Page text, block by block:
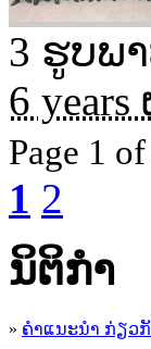
3 ຮູບພ
6
Page 1
1 2
ນິ​ຕິ​ກໍາ
» ຄໍາແນະນໍາ ກ່ຽວ